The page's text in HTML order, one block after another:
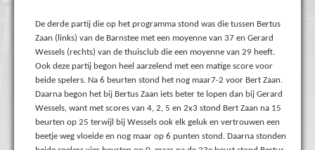
De derde partij die op het programma stond was die tussen Bertus
Zaan (links) van de Barnstee met een moyenne van 37 en Gerard
Wessels (rechts) van de thuisclub die een moyenne van 29 heeft.
Ook deze partij begon heel aarzelend met een matige score voor
beide spelers. Na 6 beurten stond het nog maar7-2 voor Bert Zaan.
Daarna begon het bij Bertus Zaan iets beter te lopen dan bij Gerard
Wessels, want met scores van 4, 2, 5 en 2x3 stond Bert Zaan na 15
beurten op 25 terwijl bij Wessels ook elk geluk en vertrouwen een
beetje weg vloeide en nog maar op 6 punten stond. Daarna stonden